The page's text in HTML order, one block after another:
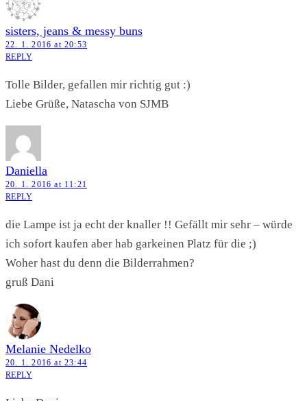
sisters, jeans & messy buns
22. 1. 2016 at 20:53
REPLY
Tolle Bilder, gefallen mir richtig gut :)
Liebe Grüße, Natascha von SJMB
Daniella
20. 1. 2016 at 11:21
REPLY
die Lampe ist ja echt der knaller !! Gefällt mir sehr – würde
ich sofort kaufen aber hab garkeinen Platz für die ;)
Woher hast du denn die Bilderrahmen?
gruß Dani
Melanie Nedelko
20. 1. 2016 at 23:44
REPLY